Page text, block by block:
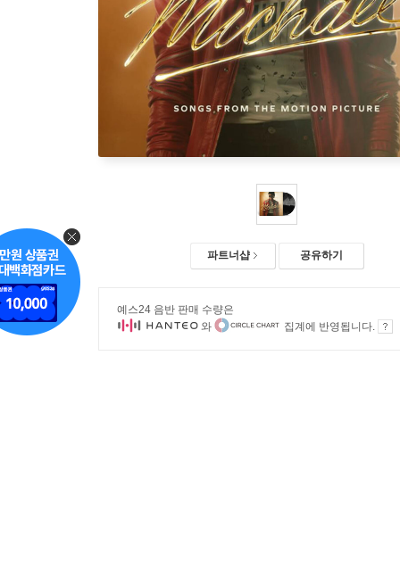
파트너샵 공유하기
예스24 음반 판매 수량은
와
집계에 반영됩니다.